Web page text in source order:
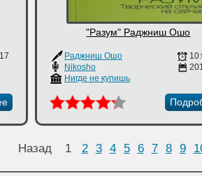
"Разум" Раджниш Ошо
Раджниш Ошо
Nikosho
Нигде не купишь
Назад 1 2 3 4 5 6 7 8 9